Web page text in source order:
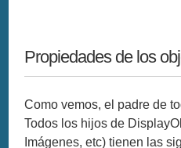
Propiedades de los
Como vemos, el padre de
Todos los hijos de
Imágenes, etc) tienen las